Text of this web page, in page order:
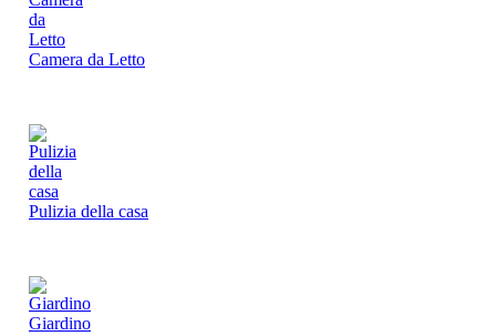
Camera da Letto
Pulizia della casa
Giardino